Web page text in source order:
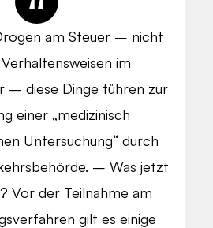
am Steuer – nicht
im
– diese Dinge führen zur
einer „medizinisch
Untersuchung“ durch
– Was jetzt
Vor der Teilnahme am
gilt es einige